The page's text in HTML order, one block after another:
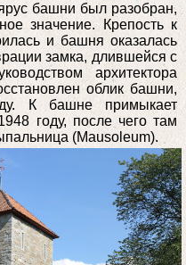
башни был разобран,
значение. Крепость к
и башня оказалась
замка, длившейся с
архитектора
облик башни,
К башне примыкает
году, после чего там
(Mausoleum).